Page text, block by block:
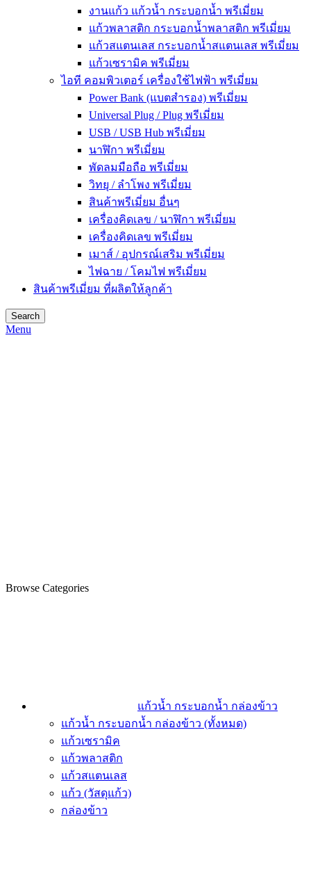
งานแก้ว แก้วน้ำ กระบอกน้ำ พรีเมี่ยม
แก้วพลาสติก กระบอกน้ำพลาสติก พรีเมี่ยม
แก้วสแตนเลส กระบอกน้ำสแตนเลส พรีเมี่ยม
แก้วเซรามิค พรีเมี่ยม
ไอที คอมพิวเตอร์ เครื่องใช้ไฟฟ้า พรีเมี่ยม
Power Bank (แบตสำรอง) พรีเมี่ยม
Universal Plug / Plug พรีเมี่ยม
USB / USB Hub พรีเมี่ยม
นาฬิกา พรีเมี่ยม
พัดลมมือถือ พรีเมี่ยม
วิทยุ / ลำโพง พรีเมี่ยม
สินค้าพรีเมี่ยม อื่นๆ
เครื่องคิดเลข / นาฬิกา พรีเมี่ยม
เครื่องคิดเลข พรีเมี่ยม
เมาส์ / อุปกรณ์เสริม พรีเมี่ยม
ไฟฉาย / โคมไฟ พรีเมี่ยม
สินค้าพรีเมี่ยม ที่ผลิตให้ลูกค้า
Search
Menu
Browse Categories
แก้วน้ำ กระบอกน้ำ กล่องข้าว
แก้วน้ำ กระบอกน้ำ กล่องข้าว (ทั้งหมด)
แก้วเซรามิค
แก้วพลาสติก
แก้วสแตนเลส
แก้ว (วัสดุแก้ว)
กล่องข้าว